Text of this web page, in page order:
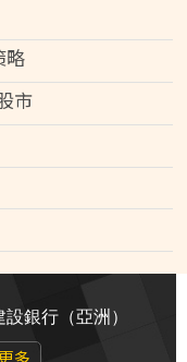
略
市
銀行（亞洲）
多